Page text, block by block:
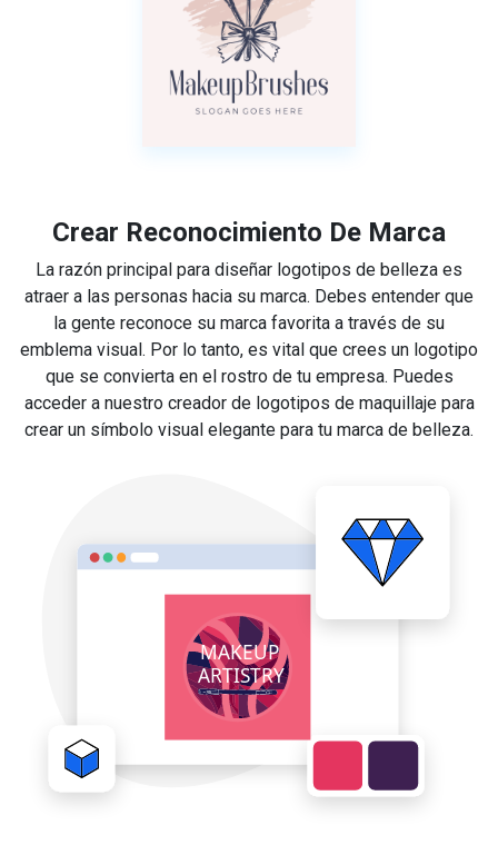
Crear Reconocimiento De Marca
La razón principal para diseñar logotipos de belleza es
atraer a las personas hacia su marca. Debes entender que
la gente reconoce su marca favorita a través de su
emblema visual. Por lo tanto, es vital que crees un logotipo
que se convierta en el rostro de tu empresa. Puedes
acceder a nuestro creador de logotipos de maquillaje para
crear un símbolo visual elegante para tu marca de belleza.